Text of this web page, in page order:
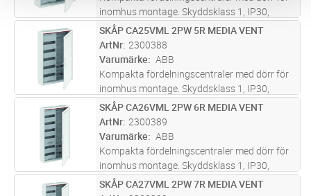
inomhus montage. Skyddsklass 1, IP30,
tillämpliga standarder: EN 61439 -1, EN
61439-3, Märkström 125 A, pulverlackerad, i
RAL 9016, kapsling och dörr i plåt
ST Lägg i kundvagn
SKÅP CA25VML 2PW 5R MEDIA VENT
ArtNr 2300388
Varumärke
ABB
Kompakta fördelningscentraler med dörr för
inomhus montage. Skyddsklass 1, IP30,
tillämpliga standarder: EN 61439 -1, EN
61439-3, Märkström 125 A, pulverlackerad, i
RAL 9016, kapsling och dörr i plåt
ST Lägg i kundvagn
SKÅP CA26VML 2PW 6R MEDIA VENT
ArtNr 2300389
Varumärke
ABB
Kompakta fördelningscentraler med dörr för
inomhus montage. Skyddsklass 1, IP30,
tillämpliga standarder: EN 61439 -1, EN
ST Lägg i kundvagn
SKÅP CA27VML 2PW 7R MEDIA VENT